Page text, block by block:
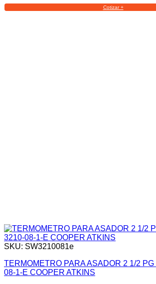
Cotizar +
SKU: SW3210081e
TERMOMETRO PARA ASADOR 2 1/2
08-1-E COOPER ATKINS